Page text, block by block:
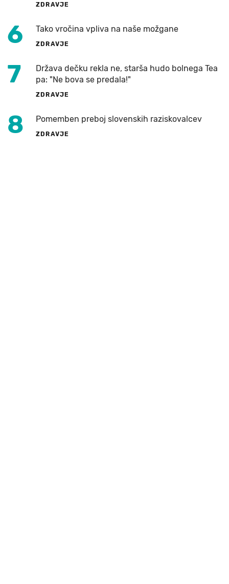
ZDRAVJE
6 Tako vročina vpliva na naše možgane
ZDRAVJE
7
Država dečku rekla ne, starša hudo bolnega Tea
pa: "Ne bova se predala!"
ZDRAVJE
8 Pomemben preboj slovenskih raziskovalcev
ZDRAVJE